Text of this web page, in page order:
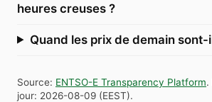
heures creuses ?
Quand les prix de demain sont-
Source: ENTSO-E Transparency Platform.
jour: 2026-08-09 (EEST).